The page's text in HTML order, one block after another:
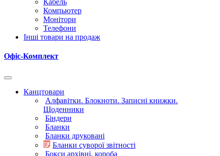
Компьютер
Монітори
Телефони
Інші товари на продаж
Офіс-Комплект
Канцтовари
Алфавітки. Блокноти. Записні книжки.
Щоденники
Біндери
Бланки
Бланки друковані
Бланки суворої звітності
Бокси архівні, короба